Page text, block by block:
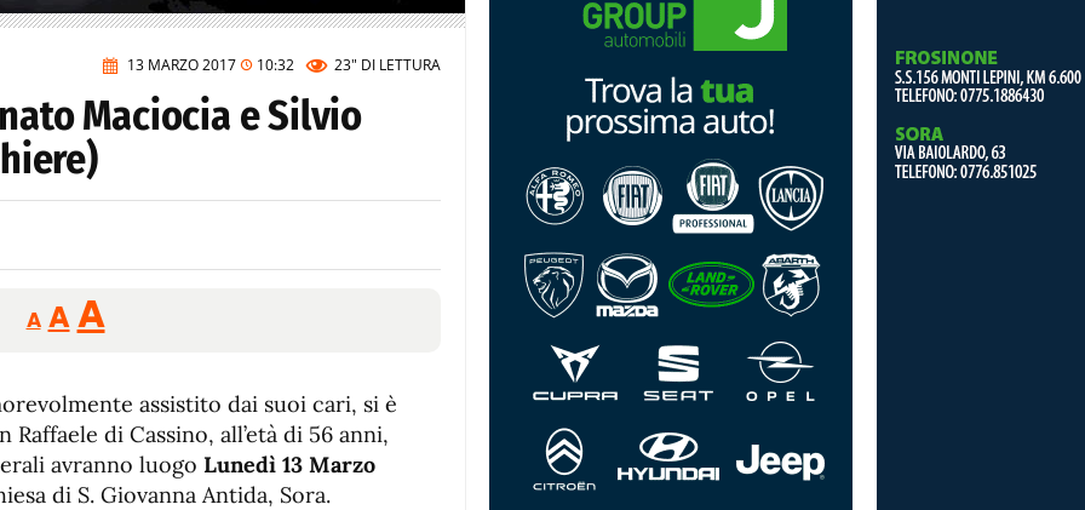
13 MARZO 2017 10:32 23" DI LETTURA
Maciocia e Silvio
A
Reducir
tamaño
A Restablecer
tamaño
fuente
AAumentar
de
fuente.
assistito dai suoi cari, si è
Raffaele di Cassino, all’età di 56 anni,
avranno luogo Lunedì 13 Marzo
di S. Giovanna Antida, Sora.